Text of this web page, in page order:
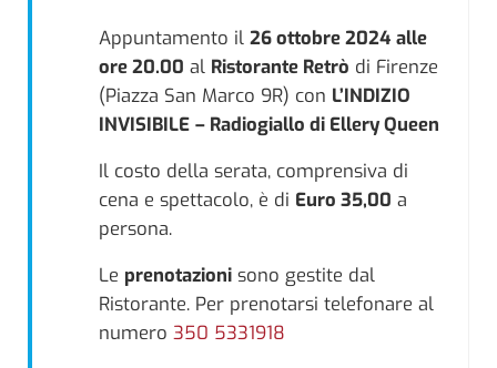
Appuntamento il 26 ottobre 2024 alle
ore 20.00 al Ristorante Retrò di Firenze
(Piazza San Marco 9R) con L’INDIZIO
INVISIBILE – Radiogiallo di Ellery Queen
Il costo della serata, comprensiva di
cena e spettacolo, è di Euro 35,00 a
persona.
Le prenotazioni sono gestite dal
Ristorante. Per prenotarsi telefonare al
numero 350 5331918